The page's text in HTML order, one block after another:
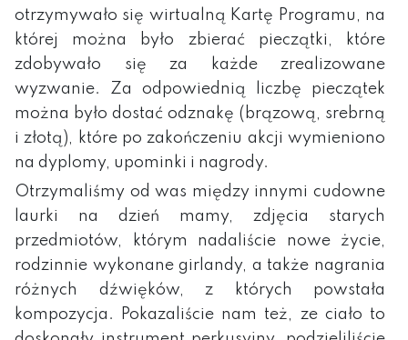
otrzymywało się wirtualną Kartę Programu, na
której można było zbierać pieczątki, które
zdobywało się za każde zrealizowane
wyzwanie. Za odpowiednią liczbę pieczątek
można było dostać odznakę (brązową, srebrną
i złotą), które po zakończeniu akcji wymieniono
na dyplomy, upominki i nagrody.
Otrzymaliśmy od was między innymi cudowne
laurki na dzień mamy, zdjęcia starych
przedmiotów, którym nadaliście nowe życie,
rodzinnie wykonane girlandy, a także nagrania
różnych dźwięków, z których powstała
kompozycja. Pokazaliście nam też, ze ciało to